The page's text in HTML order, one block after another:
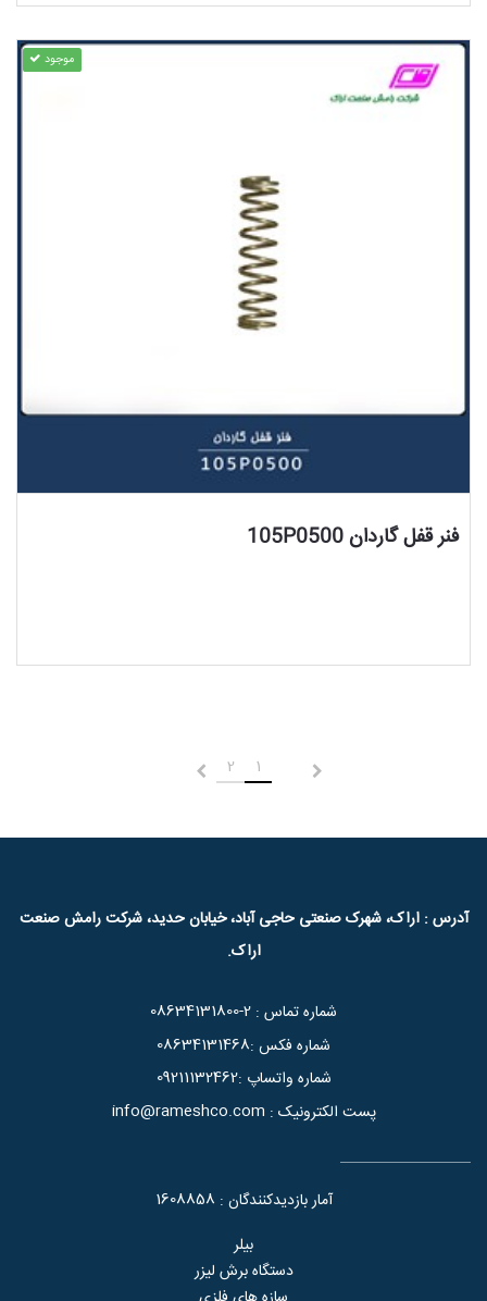
فنر قفل گاردان 105P0500
موجود
1
2
آدرس : اراک، شهرک صنعتی حاجی آباد، خیابان حدید، شرکت رامش صنعت
اراک.
شماره تماس : 08634131800-2
شماره فکس :08634131468
شماره واتساپ :09211132462
پست الکترونیک : info@rameshco.com
آمار بازدیدکنندگان : 1608858
بیلر
دستگاه برش لیزر